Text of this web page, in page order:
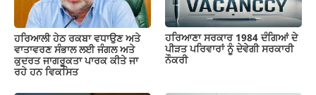
ਹਰਿਆਲੀ ਹੇਠ ਰਕਬਾ ਵਧਾਉਣ ਅਤੇ
ਵਾਤਾਵਰਣ ਸੰਭਾਲ ਲਈ ਜੰਗਲ ਅਤੇ
ਕੁਦਰਤ ਜਾਗਰੂਕਤਾ ਪਾਰਕ ਕੀਤੇ ਜਾ
ਰਹੇ ਹਨ ਵਿਕਸਿਤ
ਹਰਿਆਣਾ ਸਰਕਾਰ 1984 ਦੰਗਿਆਂ ਦੇ
ਪੀੜਤ ਪਰਿਵਾਰਾਂ ਨੂੰ ਦੇਵੇਗੀ ਸਰਕਾਰੀ
ਨੌਕਰੀ